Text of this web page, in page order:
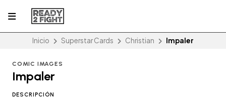
Inicio Superstar Cards Christian Impaler
COMIC IMAGES
Impaler
DESCRIPCIÓN